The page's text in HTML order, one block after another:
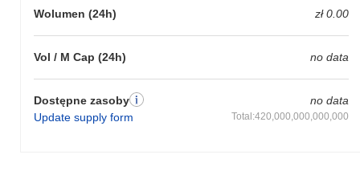
Wolumen (24h) zł 0.00
Vol / M Cap (24h) no data
Dostępne zasoby
Update supply form
no data
Total:420,000,000,000,000